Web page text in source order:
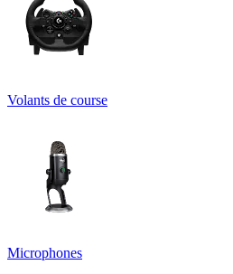
Volants de course
Microphones